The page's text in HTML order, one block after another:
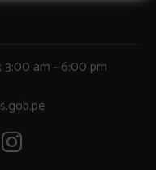
3:00 am - 6:00 pm